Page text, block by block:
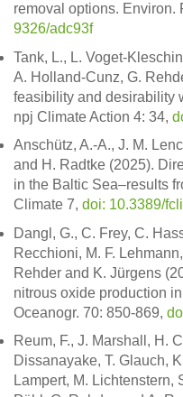
removal options. Environ.
9326/adc93f
Tank, L., L. Voget-
A. Holland-Cunz, G.
feasibility and desirability
npj Climate Action 4: 34,
Anschütz, A.-A., J. M.
and H. Radtke (2025).
in the Baltic Sea–results
Climate 7, doi: 10.3389/
Dangl, G., C. Frey, C.
Recchioni, M. F.
Rehder and K. Jürgens
nitrous oxide production
Oceanogr. 70: 850-869,
Reum, F., J. Marshall, H.
Dissanayake, T. Glauch,
Lampert, M. Lichtenstern,